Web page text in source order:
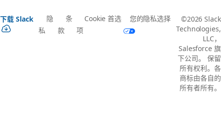
下载 Slack
隐
私
条
款
Cookie 首选
项
您的隐私选择
©2026 Slack
Technologies,
LLC，
Salesforce 旗
下公司。 保留
所有权利。各
商标由各自的
所有者所有。